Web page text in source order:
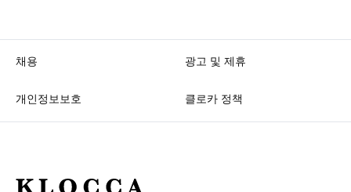
채용 광고 및 제휴
개인정보보호 클로카 정책
K